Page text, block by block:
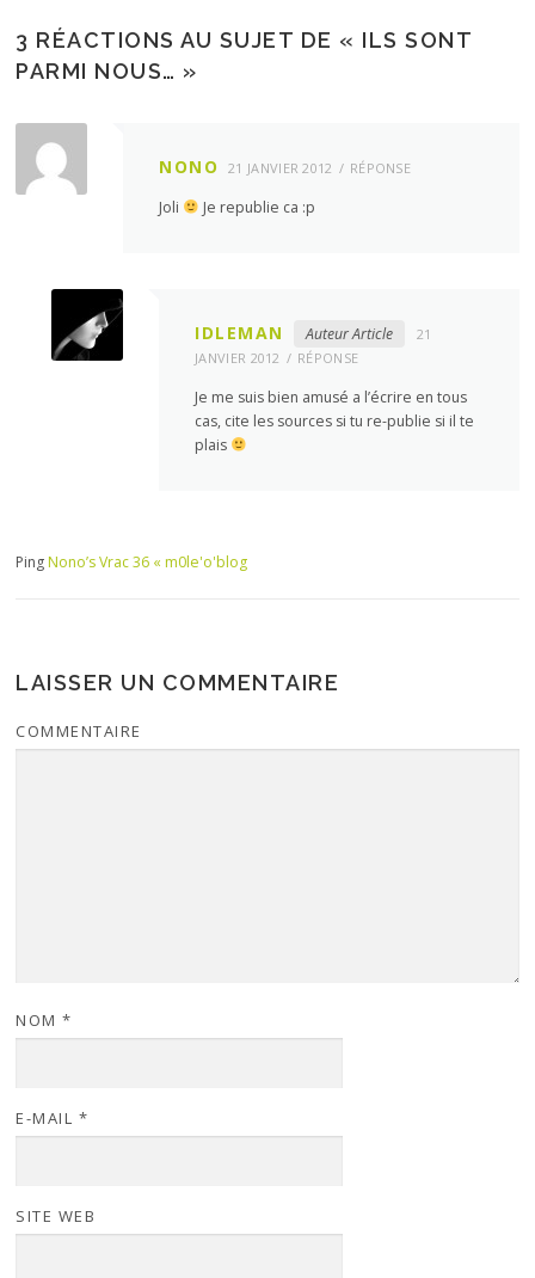
3 RÉACTIONS AU SUJET DE « ILS SONT
PARMI NOUS… »
NONO 21 JANVIER 2012 RÉPONSE
Joli Je republie ca :p
IDLEMAN Auteur Article
21
JANVIER 2012
RÉPONSE
Je me suis bien amusé a l’écrire en tous
cas, cite les sources si tu re-publie si il te
plais
PingNono’s Vrac 36 « m0le'o'blog
LAISSER UN COMMENTAIRE
COMMENTAIRE
NOM*
E-MAIL *
SITE WEB